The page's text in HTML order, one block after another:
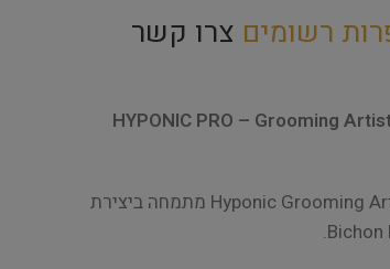
רשומים צרו קשר
HYPONIC PRO – Grooming
Hyponic Grooming Artist Hand Scissoring & Volume Shampoo מתמחה ביצירת